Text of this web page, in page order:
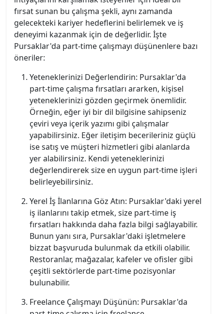
fırsat sunan bu çalışma şekli, aynı zamanda
gelecekteki kariyer hedeflerini belirlemek ve iş
deneyimi kazanmak için de değerlidir. İşte
Pursaklar'da part-time çalışmayı düşünenlere bazı
öneriler:
Yeteneklerinizi Değerlendirin: Pursaklar'da
part-time çalışma fırsatları ararken, kişisel
yeteneklerinizi gözden geçirmek önemlidir.
Örneğin, eğer iyi bir dil bilgisine sahipseniz
çeviri veya içerik yazımı gibi çalışmalar
yapabilirsiniz. Eğer iletişim becerileriniz güçlü
ise satış ve müşteri hizmetleri gibi alanlarda
yer alabilirsiniz. Kendi yeteneklerinizi
değerlendirerek size en uygun part-time işleri
belirleyebilirsiniz.
Yerel İş İlanlarına Göz Atın: Pursaklar'daki yerel
iş ilanlarını takip etmek, size part-time iş
fırsatları hakkında daha fazla bilgi sağlayabilir.
Bunun yanı sıra, Pursaklar'daki işletmelere
bizzat başvuruda bulunmak da etkili olabilir.
Restoranlar, mağazalar, kafeler ve ofisler gibi
çeşitli sektörlerde part-time pozisyonlar
bulunabilir.
Freelance Çalışmayı Düşünün: Pursaklar'da